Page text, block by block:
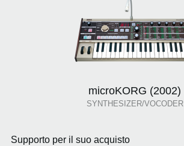
microKORG (2002)
SYNTHESIZER/VOCODER
Supporto per il suo acquisto